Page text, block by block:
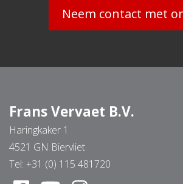
Neem contact met
Frans Vervaet B.V.
Haringkaker 1
4521 GN Biervliet
Tel: +31 (0) 115 481720